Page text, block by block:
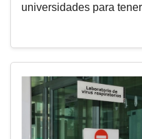
universidades para